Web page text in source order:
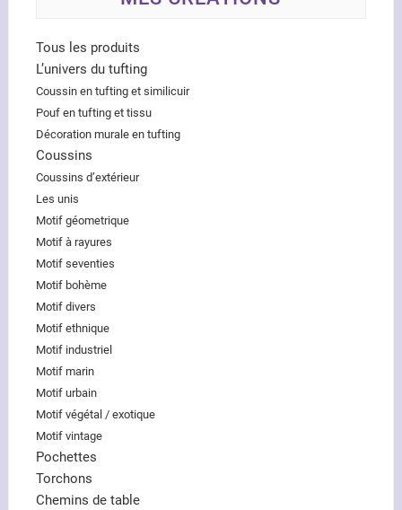
Tous les produits
L’univers du tufting
Coussin en tufting et similicuir
Pouf en tufting et tissu
Décoration murale en tufting
Coussins
Coussins d’extérieur
Les unis
Motif géometrique
Motif à rayures
Motif seventies
Motif bohème
Motif divers
Motif ethnique
Motif industriel
Motif marin
Motif urbain
Motif végétal / exotique
Motif vintage
Pochettes
Torchons
Chemins de table